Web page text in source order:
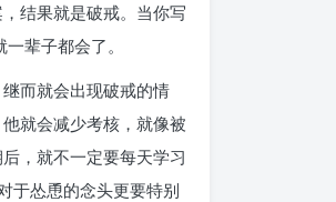
结果就是破戒。当你写
辈子都会了。
而就会出现破戒的情
就会减少考核，就像被
，就不一定要每天学习
于怂恿的念头更要特别